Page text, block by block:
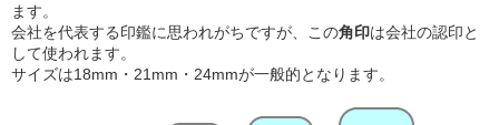
ます。
会社を代表する印鑑に思われがちですが、この角印は会社の認印と
して使われます。
サイズは18mm・21mm・24mmが一般的となります。